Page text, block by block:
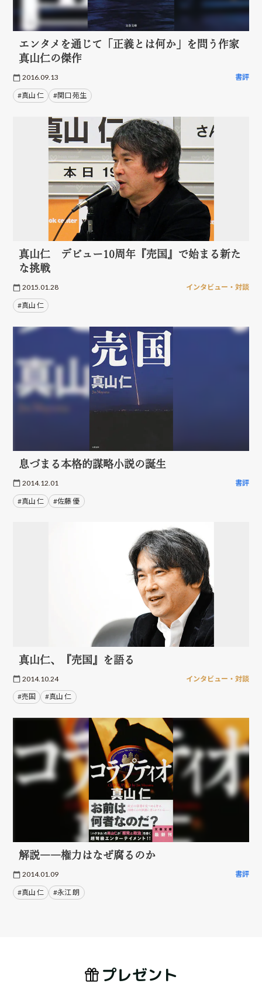
エンタメを通じて「正義とは何か」を問う作家
真山仁の傑作
2016.09.13 書評
#真山 仁 #関口 苑生
真山仁 デビュー10周年『売国』で始まる新た
な挑戦
2015.01.28 インタビュー・対談
#真山 仁
息づまる本格的謀略小説の誕生
2014.12.01 書評
#真山 仁 #佐藤 優
真山仁、『売国』を語る
2014.10.24 インタビュー・対談
#売国 #真山 仁
解説――権力はなぜ腐るのか
2014.01.09 書評
#真山 仁 #永江 朗
プレゼント